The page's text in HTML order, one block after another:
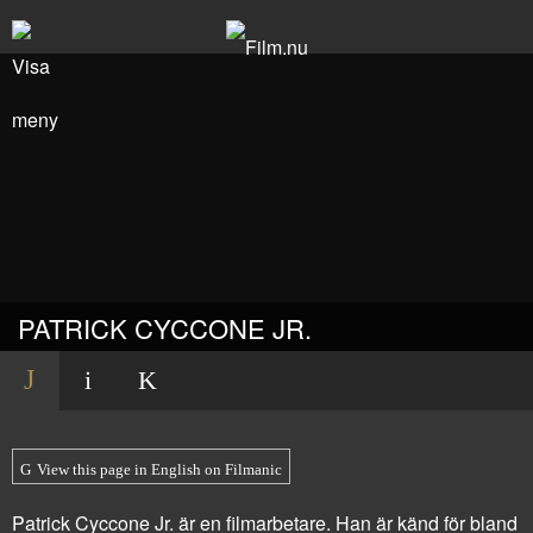
PATRICK CYCCONE JR.
View this page in English on Filmanic
Patrick Cyccone Jr. är en filmarbetare. Han är känd för bland